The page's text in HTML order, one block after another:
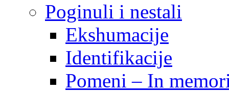
Poginuli i nestali
Ekshumacije
Identifikacije
Pomeni – In